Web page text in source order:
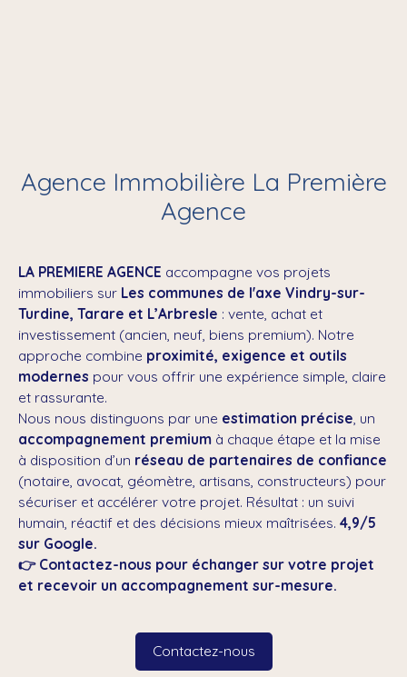
Agence Immobilière La Première
Agence
LA PREMIERE AGENCE accompagne vos projets
immobiliers sur Les communes de l'axe Vindry-sur-
Turdine, Tarare et L’Arbresle : vente, achat et
investissement (ancien, neuf, biens premium). Notre
approche combine proximité, exigence et outils
modernes pour vous offrir une expérience simple, claire
et rassurante.
Nous nous distinguons par une estimation précise , un
accompagnement premium à chaque étape et la mise
à disposition d’un réseau de partenaires de confiance
(notaire, avocat, géomètre, artisans, constructeurs) pour
sécuriser et accélérer votre projet. Résultat : un suivi
humain, réactif et des décisions mieux maîtrisées. 4,9/5
sur Google.
👉 Contactez-nous pour échanger sur votre projet
et recevoir un accompagnement sur-mesure.
Contactez-nous